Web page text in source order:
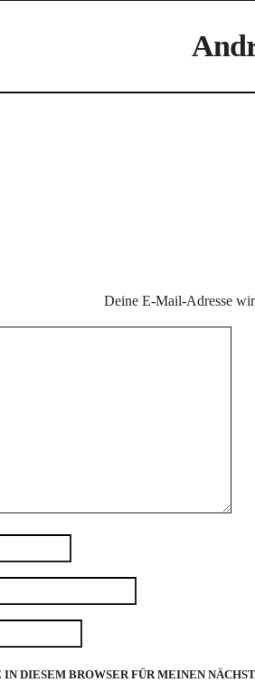
Deine E-Mail-Adresse
DIESEM BROWSER FÜR MEINEN